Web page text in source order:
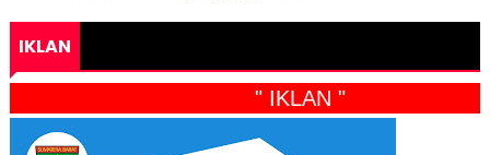
IKLAN
" IKLAN "